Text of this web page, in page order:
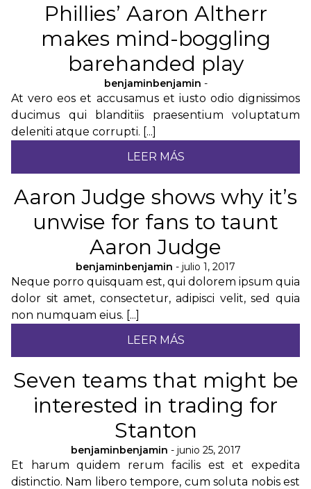
Phillies’ Aaron Altherr
makes mind-boggling
barehanded play
benjaminbenjamin -
At vero eos et accusamus et iusto odio dignissimos
ducimus qui blanditiis praesentium voluptatum
deleniti atque corrupti. [...]
LEER MÁS
Aaron Judge shows why it’s
unwise for fans to taunt
Aaron Judge
benjaminbenjamin - julio 1, 2017
Neque porro quisquam est, qui dolorem ipsum quia
dolor sit amet, consectetur, adipisci velit, sed quia
non numquam eius. [...]
LEER MÁS
Seven teams that might be
interested in trading for
Stanton
benjaminbenjamin - junio 25, 2017
Et harum quidem rerum facilis est et expedita
distinctio. Nam libero tempore, cum soluta nobis est